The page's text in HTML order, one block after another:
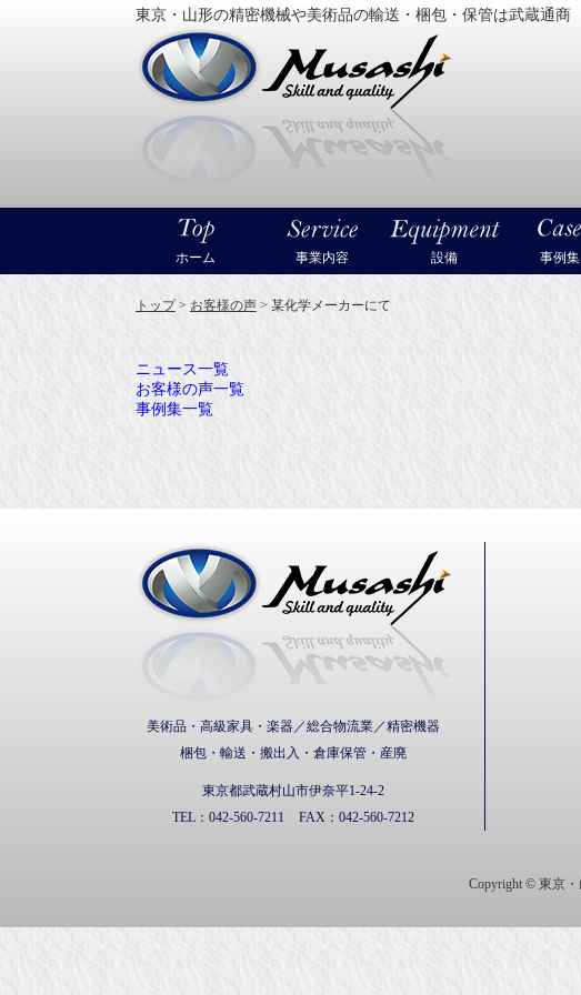
東京・山形の精密機械や美術品の輸送・梱包・保管は武蔵通商
ホーム 事業内容 設備 事例集
トップ> お客様の声 > 某化学メーカーにて
ニュース一覧
お客様の声一覧
事例集一覧
美術品・高級家具・楽器／総合物流業／精密機器
梱包・輸送・搬出入・倉庫保管・産廃
東京都武蔵村山市伊奈平1-24-2
TEL： 042-560-7211 FAX： 042-560-7212
Copyright © 東京